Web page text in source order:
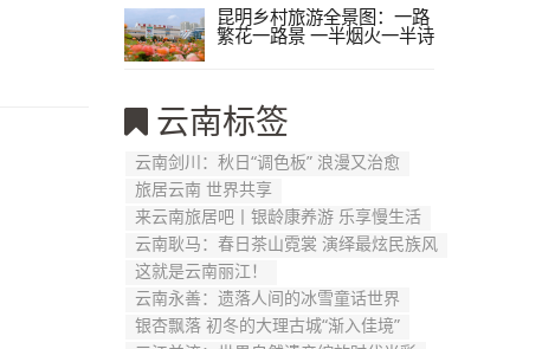
昆明乡村旅游全景图：一路
繁花一路景 一半烟火一半诗
云南标签
云南剑川：秋日“调色板” 浪漫又治愈
旅居云南 世界共享
来云南旅居吧丨银龄康养游 乐享慢生活
云南耿马：春日茶山霓裳 演绎最炫民族风
这就是云南丽江！
云南永善：遗落人间的冰雪童话世界
银杏飘落 初冬的大理古城“渐入佳境”